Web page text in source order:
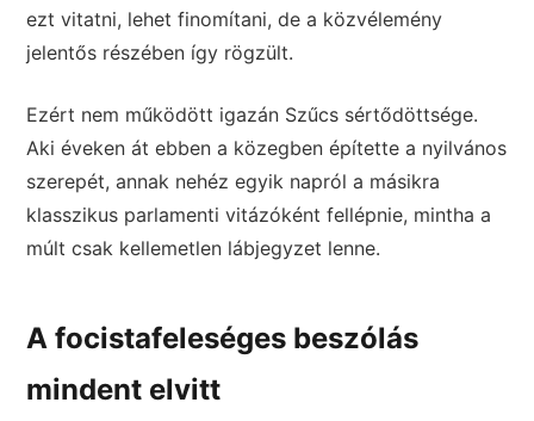
ezt vitatni, lehet finomítani, de a közvélemény
jelentős részében így rögzült.
Ezért nem működött igazán Szűcs sértődöttsége.
Aki éveken át ebben a közegben építette a nyilvános
szerepét, annak nehéz egyik napról a másikra
klasszikus parlamenti vitázóként fellépnie, mintha a
múlt csak kellemetlen lábjegyzet lenne.
A focistafeleséges beszólás
mindent elvitt